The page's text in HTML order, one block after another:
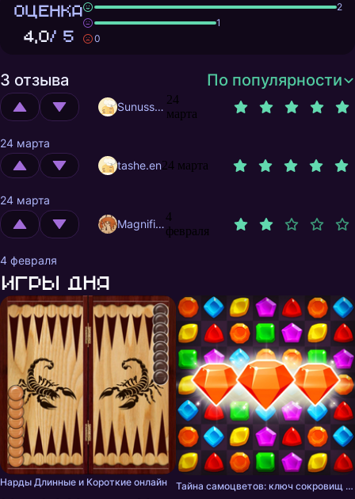
ОЦЕНКА
4,0/ 5
2
1
0
3 отзыва По популярности
Sunusstex
24
марта
24 марта
tashe.en24 марта
24 марта
MagnificentMrFox
4
февраля
4 февраля
Игры дня
Нарды Длинные и Короткие онлайн Тайна самоцветов: ключ сокровищ - три в ряд